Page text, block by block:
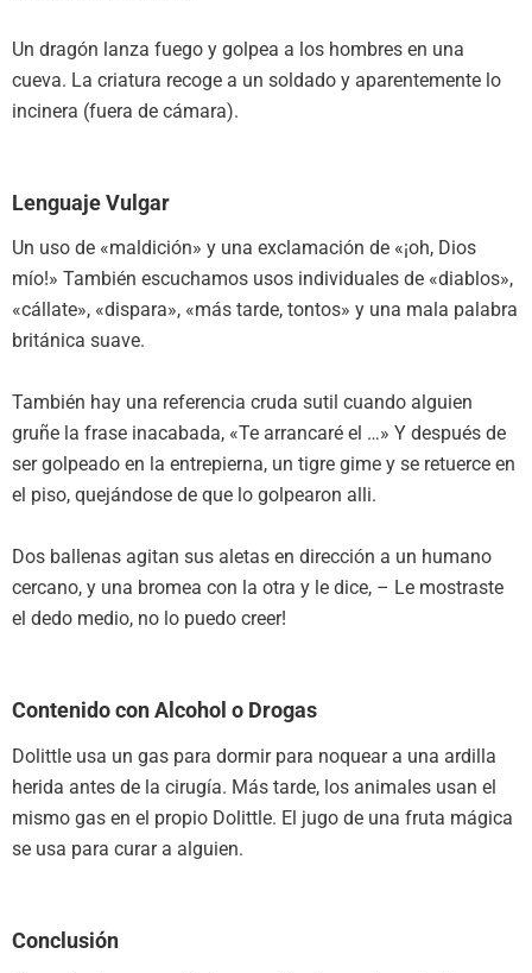
Un dragón lanza fuego y golpea a los hombres en una
cueva. La criatura recoge a un soldado y aparentemente lo
incinera (fuera de cámara).
Lenguaje Vulgar
Un uso de «maldición» y una exclamación de «¡oh, Dios
mío!» También escuchamos usos individuales de «diablos»,
«cállate», «dispara», «más tarde, tontos» y una mala palabra
británica suave.
También hay una referencia cruda sutil cuando alguien
gruñe la frase inacabada, «Te arrancaré el …» Y después de
ser golpeado en la entrepierna, un tigre gime y se retuerce en
el piso, quejándose de que lo golpearon alli.
Dos ballenas agitan sus aletas en dirección a un humano
cercano, y una bromea con la otra y le dice, – Le mostraste
el dedo medio, no lo puedo creer!
Contenido con Alcohol o Drogas
Dolittle usa un gas para dormir para noquear a una ardilla
herida antes de la cirugía. Más tarde, los animales usan el
mismo gas en el propio Dolittle. El jugo de una fruta mágica
se usa para curar a alguien.
Conclusión